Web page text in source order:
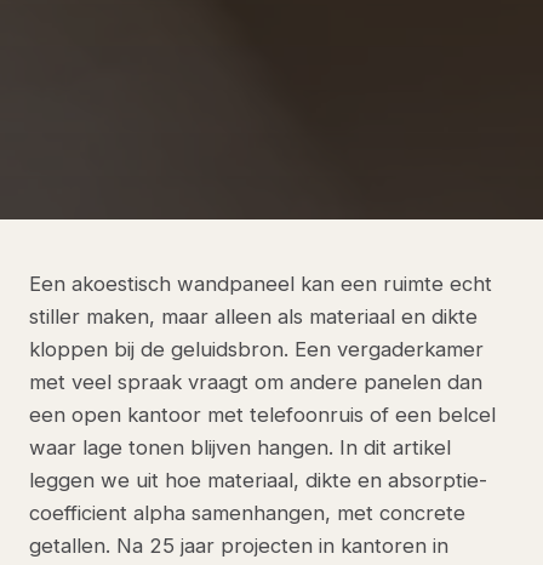
Een akoestisch wandpaneel kan een ruimte echt
stiller maken, maar alleen als materiaal en dikte
kloppen bij de geluidsbron. Een vergaderkamer
met veel spraak vraagt om andere panelen dan
een open kantoor met telefoonruis of een belcel
waar lage tonen blijven hangen. In dit artikel
leggen we uit hoe materiaal, dikte en absorptie-
coefficient alpha samenhangen, met concrete
getallen. Na 25 jaar projecten in kantoren in